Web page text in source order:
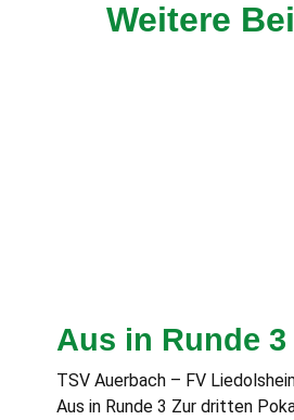
Weitere
Aus in Runde 3
TSV Auerbach – FV
Aus in Runde 3 Zur dritten